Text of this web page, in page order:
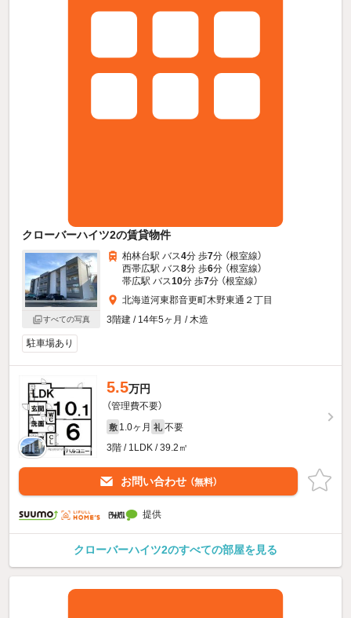
クローバーハイツ2の賃貸物件
すべての写真
柏林台駅 バス4分 歩7分 （根室線）
西帯広駅 バス8分 歩6分 （根室線）
帯広駅 バス10分 歩7分 （根室線）
北海道河東郡音更町木野東通２丁目
3階建 / 14年5ヶ月 / 木造
駐車場あり
5.5万円
（管理費不要）
敷 1.0ヶ月 礼 不要
3階 / 1LDK / 39.2㎡
お問い合わせ （無料）
提供
クローバーハイツ2のすべての部屋を見る